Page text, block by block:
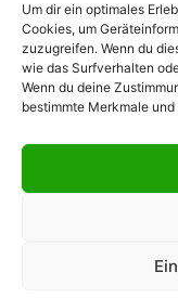
Um dir ein optimales
Cookies, um
zuzugreifen. Wenn du
wie das Surfverhalten
Wenn du deine
bestimmte Merkmale